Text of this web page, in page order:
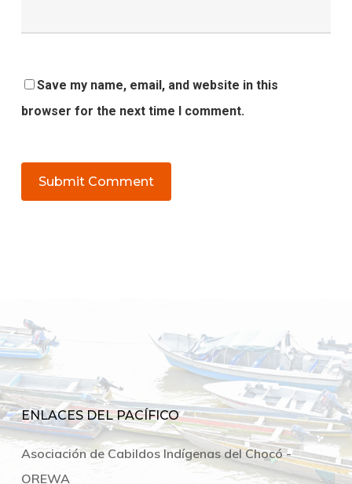
Save my name, email, and website in this
browser for the next time I comment.
ENLACES DEL PACÍFICO
Asociación de Cabildos Indígenas del Chocó -
OREWA